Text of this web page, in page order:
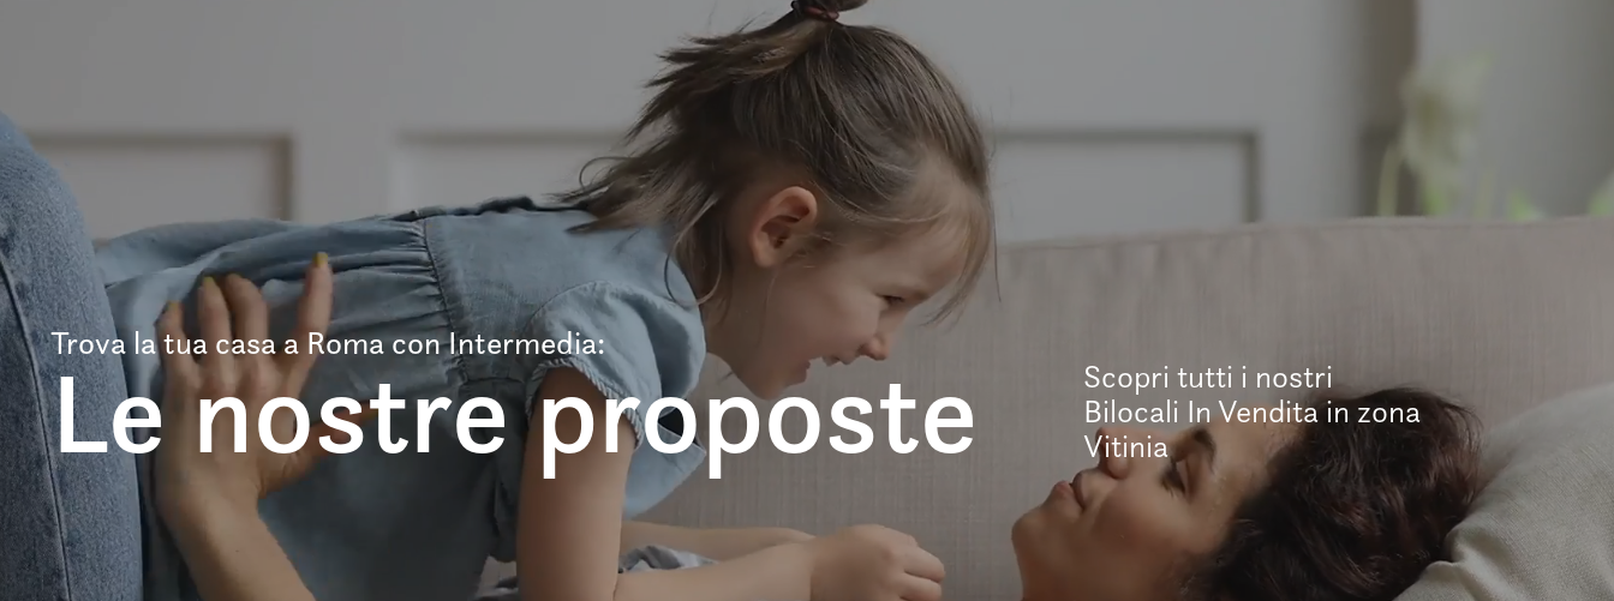
Trova la tua casa a Roma con Intermedia:
Le nostre proposte
Scopri tutti i nostri
Bilocali In Vendita in zona
Vitinia